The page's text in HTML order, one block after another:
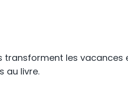
transforment les vacances
au livre.